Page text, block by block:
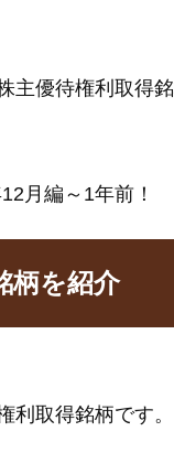
主優待権利取得
月編～1年前！
柄を紹介
利取得銘柄です。